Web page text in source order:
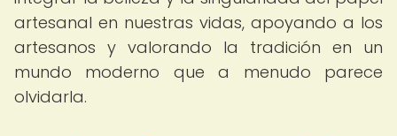
artesanal en nuestras vidas, apoyando a los
artesanos y valorando la tradición en un
mundo moderno que a menudo parece
olvidarla.